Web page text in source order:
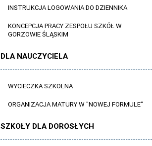
INSTRUKCJA LOGOWANIA DO DZIENNIKA
KONCEPCJA PRACY ZESPOŁU SZKÓŁ W
GORZOWIE ŚLĄSKIM
DLA NAUCZYCIELA
WYCIECZKA SZKOLNA
ORGANIZACJA MATURY W "NOWEJ FORMULE"
SZKOŁY DLA DOROSŁYCH